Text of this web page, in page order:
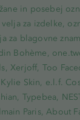
in posebej
za izdelke,
za blagovne
Bohème,
Xerjoff, Too
Skin, e.l.f.
Typebea,
Paris, About